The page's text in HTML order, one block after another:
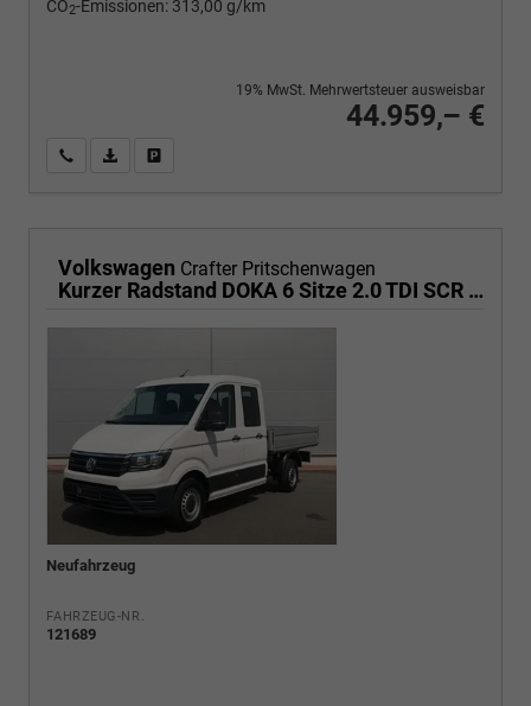
CO2-Emissionen: 313,00 g/km
44.959,– €
19% MwSt. Mehrwertsteuer ausweisbar
Wir rufen Sie anPDF-Fahrzeugexposé drucken
Volkswagen Crafter Pritschenwagen
Kurzer Radstand DOKA 6 Sitze 2.0 TDI SCR 103 kW Gang, Klima,
Neufahrzeug
FAHRZEUG-NR.
121689